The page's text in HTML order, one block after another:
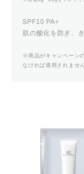
SPF10 PA+
肌の酸化を防ぎ、
※商品がキャンペーン
なければ適用されません